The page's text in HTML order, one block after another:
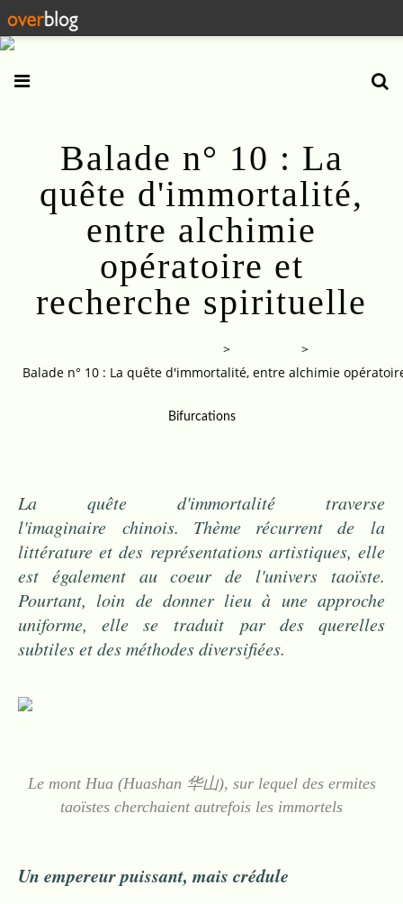
Balade n° 10 : La
quête d'immortalité,
entre alchimie
opératoire et
recherche spirituelle
>
>
Balade n° 10 : La quête d'immortalité, entre alchimie
Bifurcations
La quête d'immortalité traverse
l'imaginaire chinois. Thème récurrent de la
littérature et des représentations artistiques, elle
est également au coeur de l'univers taoïste.
Pourtant, loin de donner lieu à une approche
uniforme, elle se traduit par des querelles
subtiles et des méthodes diversifiées.
Le mont Hua (Huashan 华山), sur lequel des ermites
taoïstes cherchaient autrefois les immortels
Un empereur puissant, mais crédule